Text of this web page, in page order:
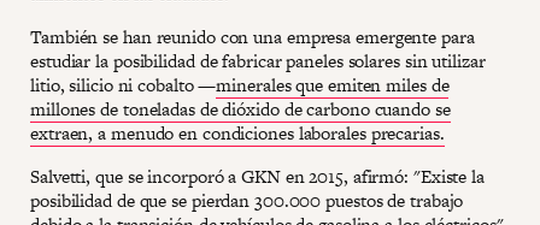
También se han reunido con una empresa emergente para
estudiar la posibilidad de fabricar paneles solares sin utilizar
litio, silicio ni cobalto —minerales que emiten miles de
millones de toneladas de dióxido de carbono cuando se
extraen, a menudo en condiciones laborales precarias.
Salvetti, que se incorporó a GKN en 2015, afirmó: "Existe la
posibilidad de que se pierdan 300.000 puestos de trabajo